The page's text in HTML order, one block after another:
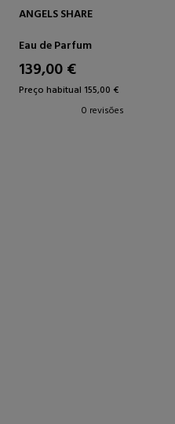
ANGELS SHARE
Eau de Parfum
139,00 €
Preço habitual 155,00 €
0 revisões